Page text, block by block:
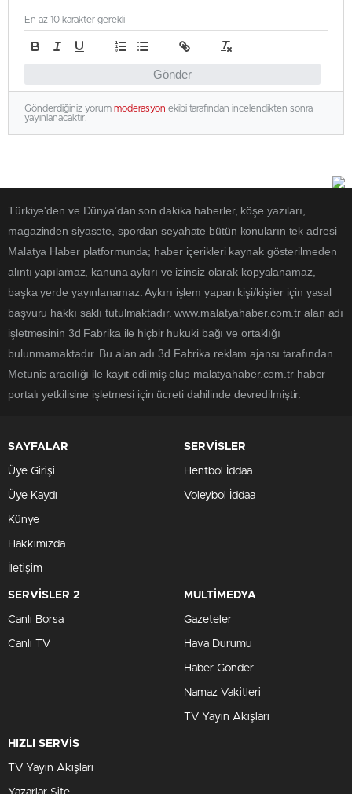
Gönder
En az 10 karakter gerekli
Gönderdiğiniz yorum moderasyon ekibi tarafından incelendikten sonra
yayınlanacaktır.
Türkiye'den ve Dünya’dan son dakika haberler, köşe yazıları,
magazinden siyasete, spordan seyahate bütün konuların tek adresi
Malatya Haber platformunda; haber içerikleri kaynak gösterilmeden
alıntı yapılamaz, kanuna aykırı ve izinsiz olarak kopyalanamaz,
başka yerde yayınlanamaz. Aykırı işlem yapan kişi/kişiler için yasal
başvuru hakkı saklı tutulmaktadır. www.malatyahaber.com.tr alan adı
işletmesinin 3d Fabrika ile hiçbir hukuki bağı ve ortaklığı
bulunmamaktadır. Bu alan adı 3d Fabrika reklam ajansı tarafından
Metunic aracılığı ile kayıt edilmiş olup malatyahaber.com.tr haber
portalı yetkilisine işletmesi için ücreti dahilinde devredilmiştir.
SAYFALAR
Üye Girişi
Üye Kaydı
Künye
Hakkımızda
İletişim
SERVİSLER
Hentbol İddaa
Voleybol İddaa
SERVİSLER 2
Canlı Borsa
Canlı TV
MULTİMEDYA
Gazeteler
Hava Durumu
Haber Gönder
Namaz Vakitleri
TV Yayın Akışları
HIZLI SERVİS
TV Yayın Akışları